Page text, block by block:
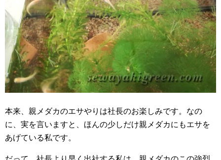
本来、親メダカのエサやりは社長のお楽しみです。なの
に、実を言いますと、ほんの少しだけ親メダカにもエサを
あげている私です。